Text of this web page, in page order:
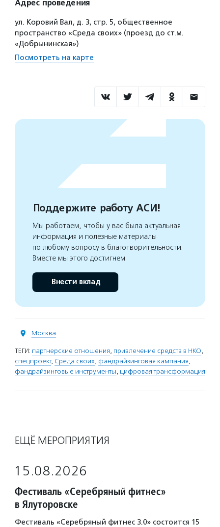
Адрес проведения
ул. Коровий Вал, д. 3, стр. 5, общественное
пространство «Среда своих» (проезд до ст.м.
«Добрынинская»)
Посмотреть на карте
Поддержите работу АСИ!
Мы работаем, чтобы у вас была актуальная
информация и полезные материалы
по любому вопросу в благотворительности.
Вместе мы этого достигнем
Внести вклад
Москва
ТЕГИ: партнерские отношения, привлечение средств в НКО,
спецпроект, Среда своих, фандрайзинговая кампания,
фандрайзинговые инструменты, цифровая трансформация
ЕЩЁ МЕРОПРИЯТИЯ
15.08.2026
Фестиваль «Серебряный фитнес»
в Ялуторовске
Фестиваль «Серебряный фитнес 3.0» состоится 15